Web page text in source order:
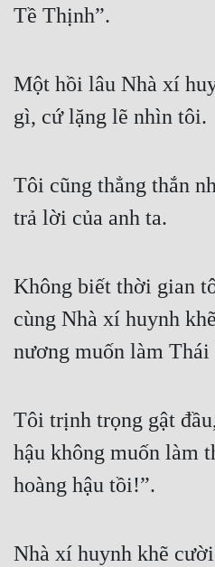
Tính Cách Nhân Vật :
Sát Phạt Quyết Đoán
Vô Sỉ
Tề Thịnh”.
Một hồi lâu Nhà xí
gì, cứ lặng lẽ nhìn tôi.
Tôi cũng thẳng thắn
trả lời của anh ta.
Không biết thời gian
cùng Nhà xí huynh
nương muốn làm Thái
Tôi trịnh trọng gật
hậu không muốn làm
hoàng hậu tồi!”.
Nhà xí huynh khẽ